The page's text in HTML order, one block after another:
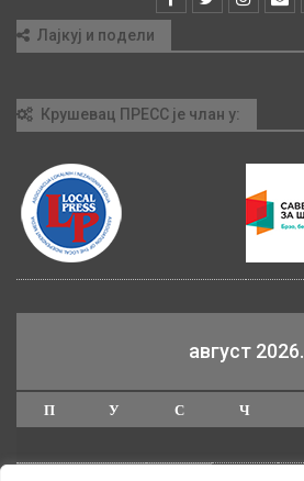
Лајкуј и подели
Крушевац ПРЕСС је члан у:
август 2026.
П У С Ч